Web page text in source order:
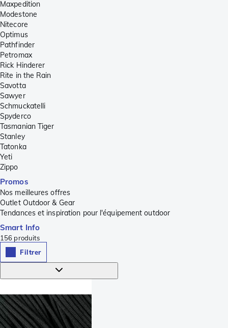
Maxpedition
Modestone
Nitecore
Optimus
Pathfinder
Petromax
Rick Hinderer
Rite in the Rain
Savotta
Sawyer
Schmuckatelli
Spyderco
Tasmanian Tiger
Stanley
Tatonka
Yeti
Zippo
Promos
Nos meilleures offres
Outlet Outdoor & Gear
Tendances et inspiration pour l'équipement outdoor
Smart Info
156 produits
Filtrer